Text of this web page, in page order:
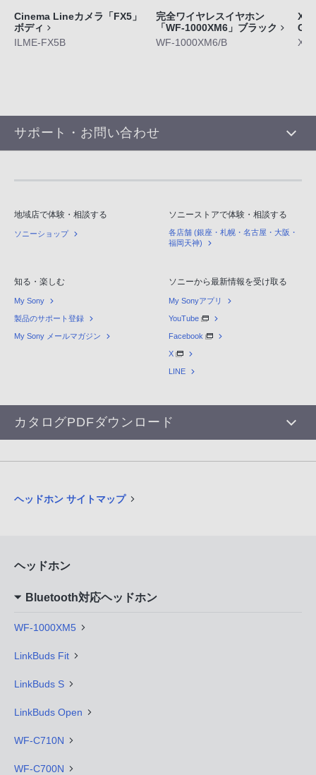
Cinema Lineカメラ「FX5」
ボディ
ILME-FX5B
完全ワイヤレスイヤホン
「WF-1000XM6」ブラック
WF-1000XM6/B
サポート・お問い合わせ
地域店で体験・相談する
ソニーショップ
ソニーストアで体験・相談する
各店舗 (銀座・札幌・名古屋・大阪・
福岡天神)
知る・楽しむ
My Sony
製品のサポート登録
My Sony メールマガジン
ソニーから最新情報を受け取る
My Sonyアプリ
YouTube
Facebook
X
LINE
カタログPDFダウンロード
ヘッドホン サイトマップ
ヘッドホン
Bluetooth対応ヘッドホン
WF-1000XM5
LinkBuds Fit
LinkBuds S
LinkBuds Open
WF-C710N
WF-C700N